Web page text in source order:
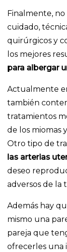
Finalmente, no
cuidado,
quirúrgicos y
los mejores
para albergar
Actualmente
también
tratamientos
de los miomas
Otro tipo de
las arterias
deseo
adversos de la
Además hay
mismo una
pareja que
ofrecerles una